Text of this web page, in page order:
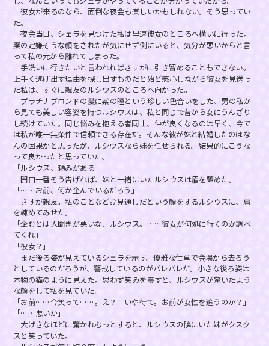
彼女が来るのなら、面倒な夜会も楽しいかもしれない。そう思ってい
た。
夜会当日、シェラを見つけた私は早速彼女のところへ構いに行った。
案の定嫌そうな顔をされたが気にせず側にいると、気分が悪いからと言
って私の元から離れてしまった。
手洗いに行きたいと言われればさすがに引き留めることもできない。
上手く逃げ出す理由を探し出すものだと殆ど感心しながら彼女を見送っ
た私は、すぐに親友のルシウスのところへ向かった。
プラチナブロンドの髪に紫の瞳という珍しい色合いをした、男の私か
ら見ても美しい容姿を持つルシウスは、私と同じで昔から女にうんざり
し続けていた。同じ悩みを抱える者同士、仲が良くなるのは早く、今で
は私が唯一無条件で信頼できる存在だ。そんな彼が妹と結婚したのはな
んの因果かと思ったが、ルシウスなら妹を任せられる。結果的にこうな
って良かったと思っていた。
「ルシウス、頼みがある」
開口一番そう告げれば、妹と一緒にいたルシウスは眉を顰めた。
「……お前、何か企んでいるだろう」
さすが親友。私のことなどお見通しだという顔をするルシウスに、肩
を竦めてみせた。
「企むとは人聞きが悪いな、ルシウス。……彼女が何処に行くのか調べ
てくれ」
「彼女？」
まだ後ろ姿が見えているシェラを示す。優雅な仕草で会場から去ろう
としているのだろうが、警戒しているのがバレバレだ。小さな後ろ姿は
本物の猫のように見えた。思わず笑みを零すと、ルシウスが驚いたよう
な顔をして私を見ていた。
「お前……今笑って……。え？ いや待て。お前が女性を追うのか？」
「……悪いか」
大げさなほどに驚かれむっとすると、ルシウスの隣にいた妹がクスク
スと笑っていた。